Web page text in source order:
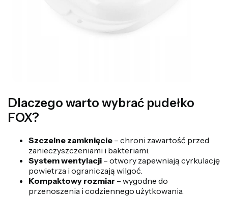
Dlaczego warto wybrać pudełko
FOX?
Szczelne zamknięcie – chroni zawartość przed
zanieczyszczeniami i bakteriami.
System wentylacji – otwory zapewniają cyrkulację
powietrza i ograniczają wilgoć.
Kompaktowy rozmiar – wygodne do
przenoszenia i codziennego użytkowania.